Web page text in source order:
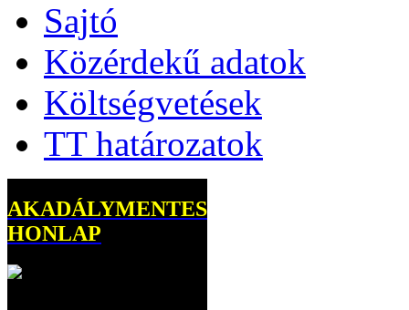
Sajtó
Közérdekű adatok
Költségvetések
TT határozatok
AKADÁLYMENTES
HONLAP